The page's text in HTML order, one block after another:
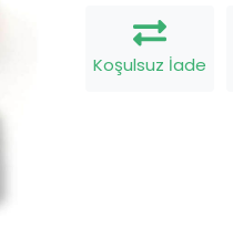
Koşulsuz İade